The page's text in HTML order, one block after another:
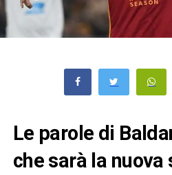
Le parole di
che sarà la